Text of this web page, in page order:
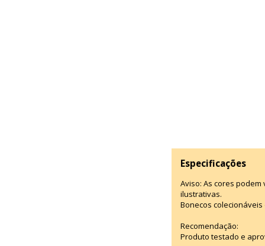
Especificações
Aviso: As cores
ilustrativas.
Bonecos
Recomendação:
Produto testado e